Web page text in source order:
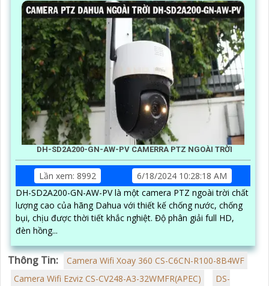
DH-SD2A200-GN-AW-PV CAMERRA PTZ NGOÀI TRỜI
Lần xem: 8992
6/18/2024 10:28:18 AM
DH-SD2A200-GN-AW-PV là một camera PTZ ngoài trời chất
lượng cao của hãng Dahua với thiết kế chống nước, chống
bụi, chịu được thời tiết khắc nghiệt. Độ phân giải full HD,
đèn hồng...
Thông Tin:
Camera Wifi Xoay 360 CS-C6CN-R100-8B4WF
Camera Wifi Ezviz CS-CV248-A3-32WMFR(APEC)
DS-